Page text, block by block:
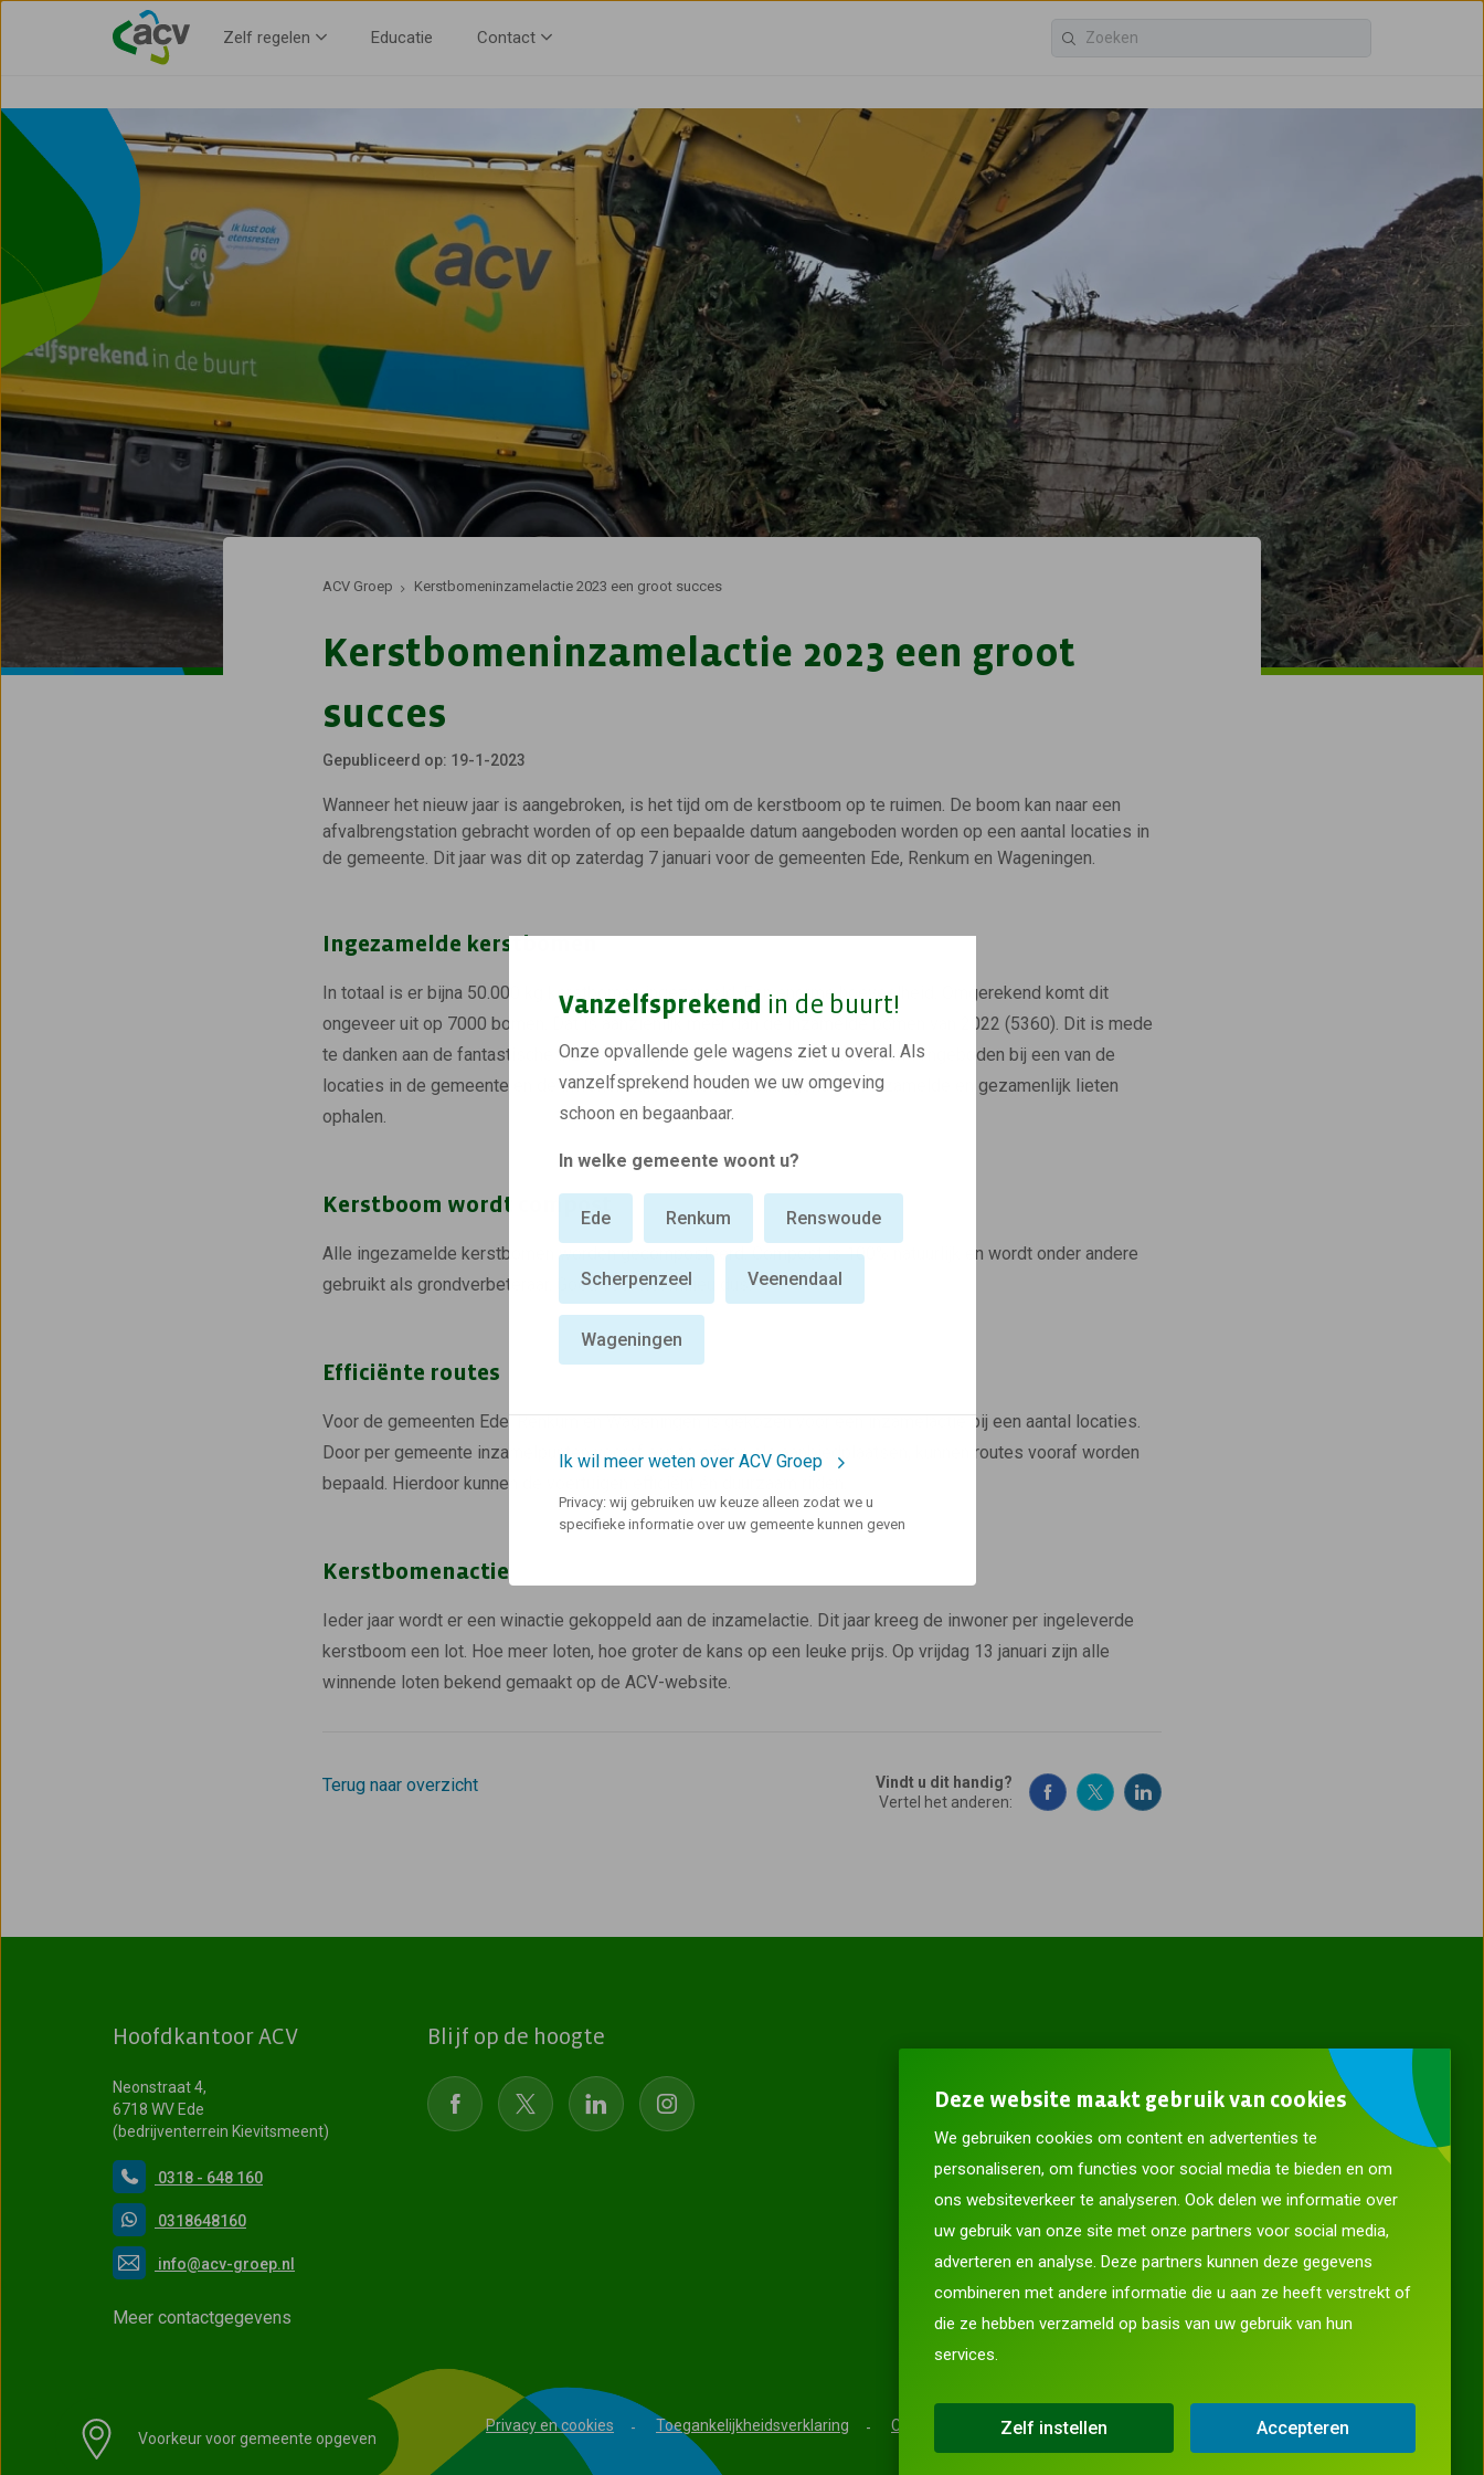
Deze website maakt gebruik van cookies
We gebruiken cookies om content en advertenties te
personaliseren, om functies voor social media te bieden en om
ons websiteverkeer te analyseren. Ook delen we informatie over
uw gebruik van onze site met onze partners voor social media,
adverteren en analyse. Deze partners kunnen deze gegevens
combineren met andere informatie die u aan ze heeft verstrekt of
die ze hebben verzameld op basis van uw gebruik van hun
services.
Zelf instellen Accepteren
Zelf regelen Educatie Contact
Voorkeur voor gemeente opgeven
Vertel het anderen:
ACV Groep Kerstbomeninzamelactie 2023 een groot succes
Kerstbomeninzamelactie 2023 een groot
succes
Gepubliceerd op: 19-1-2023
Wanneer het nieuw jaar is aangebroken, is het tijd om de kerstboom op te ruimen. De boom kan naar een
afvalbrengstation gebracht worden of op een bepaalde datum aangeboden worden op een aantal locaties in
de gemeente. Dit jaar was dit op zaterdag 7 januari voor de gemeenten Ede, Renkum en Wageningen.
Ingezamelde kerstbomen
In totaal is er bijna 50.000 kg kerstbomen ingezameld. Een enorme hoeveelheid. Omgerekend komt dit
ongeveer uit op 7000 bomen. Dat is aanzienlijk meer dan de inzamelde bomen van 2022 (5360). Dit is mede
te danken aan de fantastische inzet van de inwoners die hun bomen hebben aangeboden bij een van de
locaties in de gemeente en de inwoners die bomen van buurtgenoten verzamelde en gezamenlijk lieten
ophalen.
Kerstboom wordt compost
Alle ingezamelde kerstbomen worden gecomposteerd. Compost is 100% natuurlijk en wordt onder andere
gebruikt als grondverbeteraar. Goed voor het milieu dus.
Efficiënte routes
Voor de gemeenten Ede, Renkum en Wageningen is gekozen voor een inzamelactie bij een aantal locaties.
Door per gemeente inzamelpunten vooraf aan te wijzen als aanbiedplaatsen, kunnen routes vooraf worden
bepaald. Hierdoor kunnen de voertuigen efficiënt én duurzaam rijden.
Kerstbomenactie
Ieder jaar wordt er een winactie gekoppeld aan de inzamelactie. Dit jaar kreeg de inwoner per ingeleverde
kerstboom een lot. Hoe meer loten, hoe groter de kans op een leuke prijs. Op vrijdag 13 januari zijn alle
winnende loten bekend gemaakt op de ACV-website.
Terug naar overzicht
Vindt u dit handig?
Vertel het anderen:
Hoofdkantoor ACV
Neonstraat 4,
6718 WV Ede
(bedrijventerrein Kievitsmeent)
0318 - 648 160
0318648160
info@acv-groep.nl
Meer contactgegevens
Blijf op de hoogte
Privacy en cookies Toegankelijkheidsverklaring CO2-prestatieladder Copyright © 2026 ACV Groep
Vanzelfsprekend in de buurt!
Onze opvallende gele wagens ziet u overal. Als
vanzelfsprekend houden we uw omgeving
schoon en begaanbaar.
In welke gemeente woont u?
Ede Renkum Renswoude
Scherpenzeel Veenendaal
Wageningen
Ik wil meer weten over ACV Groep
Privacy: wij gebruiken uw keuze alleen zodat we u
specifieke informatie over uw gemeente kunnen geven
Voorkeur voor gemeente opgeven